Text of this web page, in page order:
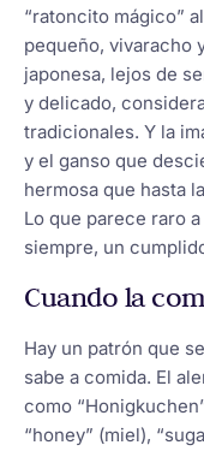
“ratoncito mágico”
pequeño, vivaracho
japonesa, lejos de
y delicado,
tradicionales. Y la
y el ganso que
hermosa que hasta
Lo que parece raro
siempre, un
Cuando la
Hay un patrón que
sabe a comida. El
como
“honey” (miel),